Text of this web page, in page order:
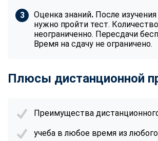
Оценка знаний. После
нужно пройти тест.
неограниченно. Пересдачи
Время на сдачу не ограничено.
Плюсы дистанционной
Преимущества
учеба в любое время из